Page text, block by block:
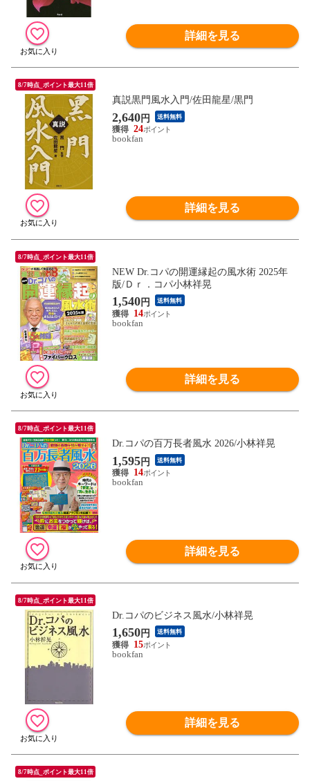
詳細を見る
8/7時点_ポイント最大11倍
真説黒門風水入門/佐田龍星/黒門
2,640円 送料無料
24
bookfan
詳細を見る
8/7時点_ポイント最大11倍
NEW Dr.コパの開運縁起の風水術 2025年
版/Ｄｒ．コパ小林祥晃
1,540円 送料無料
14
bookfan
詳細を見る
8/7時点_ポイント最大11倍
Dr.コパの百万長者風水 2026/小林祥晃
1,595円 送料無料
14
bookfan
詳細を見る
8/7時点_ポイント最大11倍
Dr.コパのビジネス風水/小林祥晃
1,650円 送料無料
15
bookfan
詳細を見る
8/7時点_ポイント最大11倍